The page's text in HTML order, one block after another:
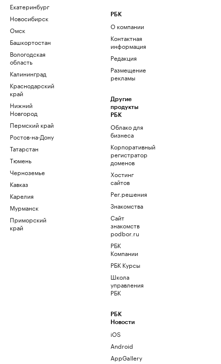
Екатеринбург
Новосибирск
Омск
Башкортостан
Вологодская
область
Калининград
Краснодарский
край
Нижний
Новгород
Пермский край
Ростов-на-Дону
Татарстан
Тюмень
Черноземье
Кавказ
Карелия
Мурманск
Приморский
край
РБК
О компании
Контактная
информация
Редакция
Размещение
рекламы
Другие
продукты
РБК
Облако для
бизнеса
Корпоративный
регистратор
доменов
Хостинг
сайтов
Рег.решения
Знакомства
Сайт
знакомств
podbor.ru
РБК
Компании
РБК Курсы
Школа
управления
РБК
РБК
Новости
iOS
Android
AppGallery